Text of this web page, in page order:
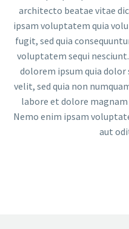
architecto beatae vitae
ipsam voluptatem quia
fugit, sed quia
voluptatem sequi
dolorem ipsum quia
velit, sed quia non
labore et dolore
Nemo enim ipsam
aut